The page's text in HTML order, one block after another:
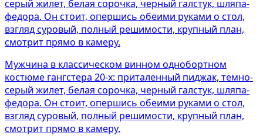
Мужчина в классическом винном однобортном
костюме гангстера 20-х: приталенный пиджак, темно-
серый жилет, белая сорочка, черный галстук, шляпа-
федора. Он стоит, опершись обеими руками о стол,
взгляд суровый, полный решимости, крупный план,
смотрит прямо в камеру.